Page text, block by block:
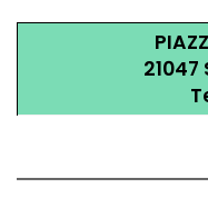
21047